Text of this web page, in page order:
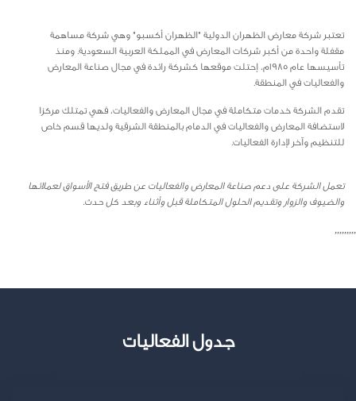
تعتبر شركة معارض الظهران الدولية "الظهران أكسبو" وهي شركة مساهمة
مقفلة واحدة من أكبر شركات المعارض في المملكة العربية السعودية. ومنذ
تأسيسها عام 1985م، إحتلت موقعها كشركة رائدة في مجال صناعة المعارض
والفعاليات في المنطقة.
تقدم الشركة خدمات متكاملة في مجال المعارض والفعاليات، فهي تمتلك مركزا
لاستضافة المعارض والفعاليات في الدمام بالمنطقة الشرقية ولديها قسم خاص
للتنظيم وآخر لإدارة الفعاليات.
تعمل الشركة على دعم صناعة المعارض والفعاليات عن طريق فتح الأسواق لعملائها
والضيوف والزوار وتقديم الحلول المتكاملة قبل وأثناء وبعد كل حدث.
,,,,,,,,,
جدول الفعاليات